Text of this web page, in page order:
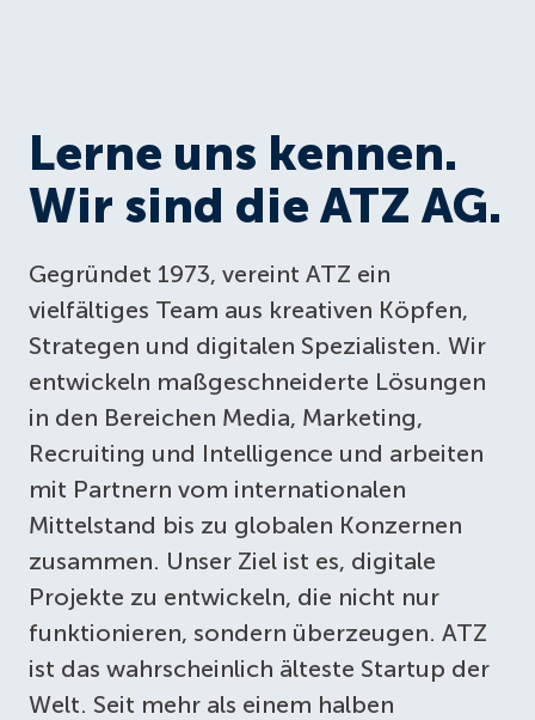
Lerne uns kennen.
Wir sind die ATZ AG.
Gegründet 1973, vereint ATZ ein
vielfältiges Team aus kreativen Köpfen,
Strategen und digitalen Spezialisten. Wir
entwickeln maßgeschneiderte Lösungen
in den Bereichen Media, Marketing,
Recruiting und Intelligence und arbeiten
mit Partnern vom internationalen
Mittelstand bis zu globalen Konzernen
zusammen. Unser Ziel ist es, digitale
Projekte zu entwickeln, die nicht nur
funktionieren, sondern überzeugen. ATZ
ist das wahrscheinlich älteste Startup der
Welt. Seit mehr als einem halben